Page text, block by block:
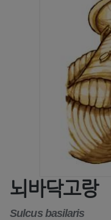
뇌바닥고랑
Sulcus basilaris